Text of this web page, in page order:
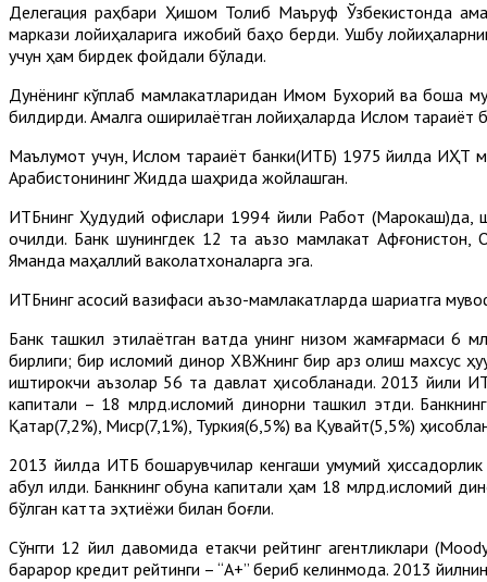
Делегация раҳбари Ҳишом Толиб Маъруф Ўзбекистонда
маркази лойиҳаларига ижобий баҳо берди. Ушбу
учун ҳам бирдек фойдали бўлади.
Дунёнинг кўплаб мамлакатларидан Имом Бухорий ва бошқа
билдирди. Амалга оширилаётган лойиҳаларда Ислом
Маълумот учун, Ислом тараққиёт банки(ИТБ) 1975 йилда ИҲТ
Арабистонининг Жидда шаҳрида жойлашган.
ИТБнинг Ҳудудий офислари 1994 йили Работ (Марокаш)да,
очилди. Банк шунингдек 12 та аъзо мамлакат Афғонистон,
Яманда маҳаллий ваколатхоналарга эга.
ИТБнинг асосий вазифаси аъзо-мамлакатларда шариатга
Банк ташкил этилаётган вақтда унинг низом жамғармаси
бирлиги; бир исломий динор ХВЖнинг бир қарз олиш махсус
иштирокчи аъзолар 56 та давлат ҳисобланади. 2013 йили
капитали – 18 млрд.исломий динорни ташкил этди.
Қатар(7,2%), Миср(7,1%), Туркия(6,5%) ва Қувайт(5,5%)
2013 йилда ИТБ бошқарувчилар кенгаши умумий
қабул қилди. Банкнинг обуна капитали ҳам 18 млрд.исломий
бўлган катта эҳтиёжи билан боғлиқ.
Сўнгги 12 йил давомида етакчи рейтинг агентликлари
барқарор кредит рейтинги – “А+” бериб келинмоқда. 2013